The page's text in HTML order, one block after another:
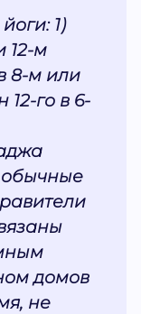
1)
12-м
8-м или
12-го в 6-
домов
не